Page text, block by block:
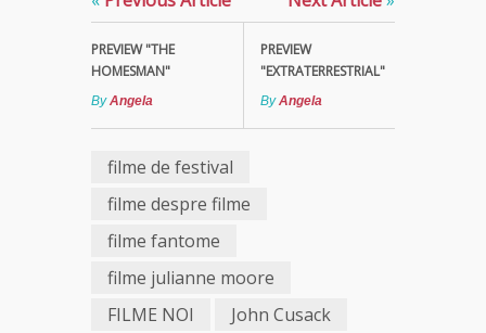
PREVIEW "THE
HOMESMAN"
ByAngela
PREVIEW
"EXTRATERRESTRIAL"
ByAngela
filme de festival
filme despre filme
filme fantome
filme julianne moore
FILME NOI
John Cusack